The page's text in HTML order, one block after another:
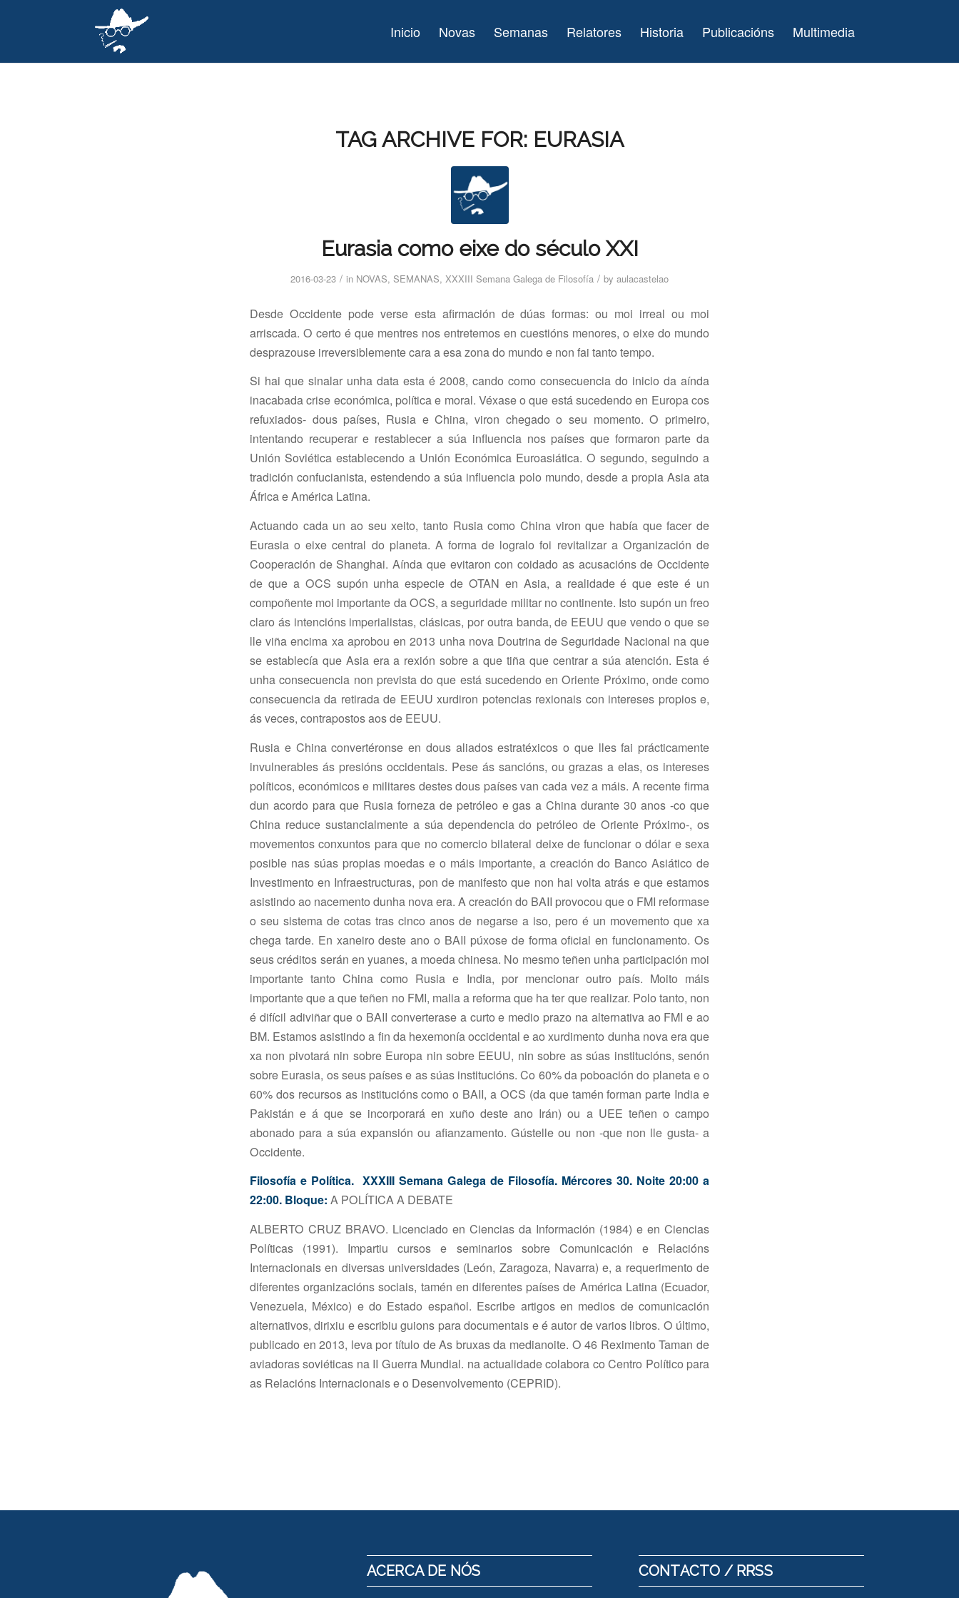
Inicio Novas Semanas Relatores Historia Publicacións Multimedia
TAG ARCHIVE FOR: EURASIA
Eurasia como eixe do século XXI
2016-03-23 / in NOVAS, SEMANAS, XXXIII Semana Galega de Filosofía / by aulacastelao
Desde Occidente pode verse esta afirmación de dúas formas: ou moi irreal ou moi
arriscada. O certo é que mentres nos entretemos en cuestións menores, o eixe do mundo
desprazouse irreversiblemente cara a esa zona do mundo e non fai tanto tempo.
Si hai que sinalar unha data esta é 2008, cando como consecuencia do inicio da aínda
inacabada crise económica, política e moral. Véxase o que está sucedendo en Europa cos
refuxiados- dous países, Rusia e China, viron chegado o seu momento. O primeiro,
intentando recuperar e restablecer a súa influencia nos países que formaron parte da
Unión Soviética establecendo a Unión Económica Euroasiática. O segundo, seguindo a
tradición confucianista, estendendo a súa influencia polo mundo, desde a propia Asia ata
África e América Latina.
Actuando cada un ao seu xeito, tanto Rusia como China viron que había que facer de
Eurasia o eixe central do planeta. A forma de logralo foi revitalizar a Organización de
Cooperación de Shanghai. Aínda que evitaron con coidado as acusacións de Occidente
de que a OCS supón unha especie de OTAN en Asia, a realidade é que este é un
compoñente moi importante da OCS, a seguridade militar no continente. Isto supón un freo
claro ás intencións imperialistas, clásicas, por outra banda, de EEUU que vendo o que se
lle viña encima xa aprobou en 2013 unha nova Doutrina de Seguridade Nacional na que
se establecía que Asia era a rexión sobre a que tiña que centrar a súa atención. Esta é
unha consecuencia non prevista do que está sucedendo en Oriente Próximo, onde como
consecuencia da retirada de EEUU xurdiron potencias rexionais con intereses propios e,
ás veces, contrapostos aos de EEUU.
Rusia e China convertéronse en dous aliados estratéxicos o que lles fai prácticamente
invulnerables ás presións occidentais. Pese ás sancións, ou grazas a elas, os intereses
políticos, económicos e militares destes dous países van cada vez a máis. A recente firma
dun acordo para que Rusia forneza de petróleo e gas a China durante 30 anos -co que
China reduce sustancialmente a súa dependencia do petróleo de Oriente Próximo-, os
movementos conxuntos para que no comercio bilateral deixe de funcionar o dólar e sexa
posible nas súas propias moedas e o máis importante, a creación do Banco Asiático de
Investimento en Infraestructuras, pon de manifesto que non hai volta atrás e que estamos
asistindo ao nacemento dunha nova era. A creación do BAII provocou que o FMI reformase
o seu sistema de cotas tras cinco anos de negarse a iso, pero é un movemento que xa
chega tarde. En xaneiro deste ano o BAII púxose de forma oficial en funcionamento. Os
seus créditos serán en yuanes, a moeda chinesa. No mesmo teñen unha participación moi
importante tanto China como Rusia e India, por mencionar outro país. Moito máis
importante que a que teñen no FMI, malia a reforma que ha ter que realizar. Polo tanto, non
é difícil adiviñar que o BAII converterase a curto e medio prazo na alternativa ao FMI e ao
BM. Estamos asistindo a fin da hexemonía occidental e ao xurdimento dunha nova era que
xa non pivotará nin sobre Europa nin sobre EEUU, nin sobre as súas institucións, senón
sobre Eurasia, os seus países e as súas institucións. Co 60% da poboación do planeta e o
60% dos recursos as institucións como o BAII, a OCS (da que tamén forman parte India e
Pakistán e á que se incorporará en xuño deste ano Irán) ou a UEE teñen o campo
abonado para a súa expansión ou afianzamento. Gústelle ou non -que non lle gusta- a
Occidente.
Filosofía e Política. XXXIII Semana Galega de Filosofía. Mércores 30. Noite 20:00 a
22:00. Bloque: A POLÍTICA A DEBATE
ALBERTO CRUZ BRAVO. Licenciado en Ciencias da Información (1984) e en Ciencias
Políticas (1991). Impartiu cursos e seminarios sobre Comunicación e Relacións
Internacionais en diversas universidades (León, Zaragoza, Navarra) e, a requerimento de
diferentes organizacións sociais, tamén en diferentes países de América Latina (Ecuador,
Venezuela, México) e do Estado español. Escribe artigos en medios de comunicación
alternativos, dirixiu e escribiu guions para documentais e é autor de varios libros. O último,
publicado en 2013, leva por título de As bruxas da medianoite. O 46 Reximento Taman de
aviadoras soviéticas na II Guerra Mundial. na actualidade colabora co Centro Político para
as Relacións Internacionais e o Desenvolvemento (CEPRID).
ACERCA DE NÓS CONTACTO / RRSS